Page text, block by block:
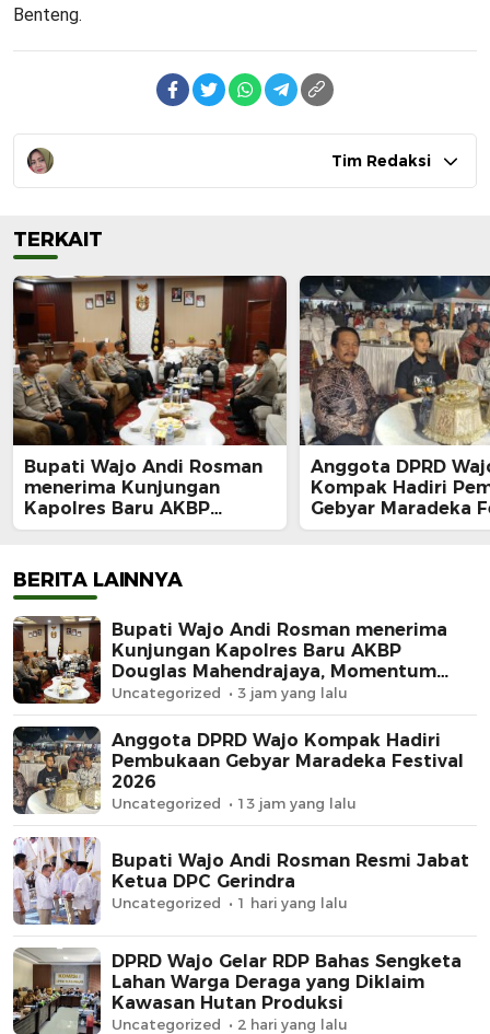
Benteng.
Tim Redaksi
TERKAIT
Bupati Wajo Andi Rosman
menerima Kunjungan
Kapolres Baru AKBP
Douglas Mahendrajaya,
Sinergi
Anggota DPRD
Kompak Hadiri
Gebyar Maradeka
2026
BERITA LAINNYA
Bupati Wajo Andi Rosman menerima
Kunjungan Kapolres Baru AKBP
Douglas Mahendrajaya, Momentum
Memperkuat Sinergi
Uncategorized 3 jam yang lalu
Anggota DPRD Wajo Kompak Hadiri
Pembukaan Gebyar Maradeka Festival
2026
Uncategorized 13 jam yang lalu
Bupati Wajo Andi Rosman Resmi Jabat
Ketua DPC Gerindra
Uncategorized 1 hari yang lalu
DPRD Wajo Gelar RDP Bahas Sengketa
Lahan Warga Deraga yang Diklaim
Kawasan Hutan Produksi
Uncategorized 2 hari yang lalu